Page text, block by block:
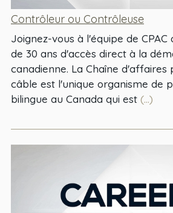
Contrôleur ou Contrôleuse
Joignez-vous à l'équipe de
de 30 ans d'accès direct à la
canadienne. La Chaîne d'affaires
câble est l'unique organisme de
bilingue au Canada qui est (...)